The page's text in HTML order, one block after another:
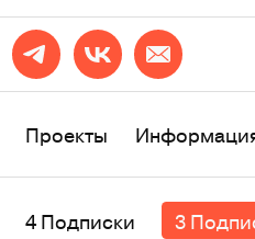
Проекты
4 Подписки 3